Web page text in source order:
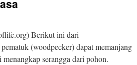
Berikut ini dari
(woodpecker) dapat memanjang
serangga dari pohon.